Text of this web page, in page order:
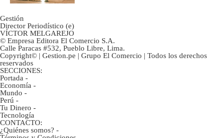
Gestión
Director Periodístico (e)
VÍCTOR MELGAREJO
© Empresa Editora El Comercio S.A.
Calle Paracas #532, Pueblo Libre, Lima.
Copyright© | Gestion.pe | Grupo El Comercio | Todos los derechos
reservados
SECCIONES:
Portada -
Economía -
Mundo -
Perú -
Tu Dinero -
Tecnología
CONTACTO:
¿Quiénes somos? -